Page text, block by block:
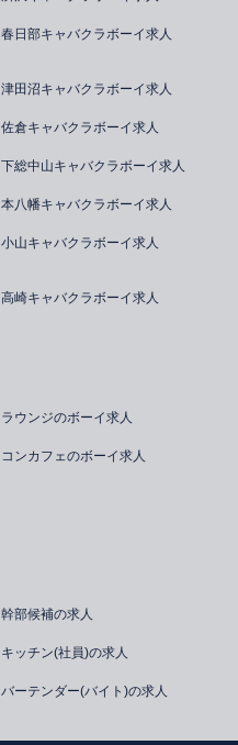
春日部キャバクラボーイ求人
津田沼キャバクラボーイ求人
佐倉キャバクラボーイ求人
下総中山キャバクラボーイ求人
本八幡キャバクラボーイ求人
小山キャバクラボーイ求人
高崎キャバクラボーイ求人
ラウンジのボーイ求人
コンカフェのボーイ求人
幹部候補の求人
キッチン(社員)の求人
バーテンダー(バイト)の求人